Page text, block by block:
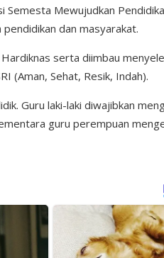
Semesta Mewujudkan
dan masyarakat.
serta diimbau
(Aman, Sehat, Resik, Indah).
Guru laki-laki diwajibkan
guru perempuan